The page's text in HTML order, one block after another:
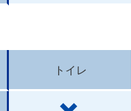
トイレ